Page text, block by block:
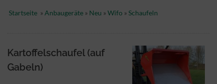
Startseite » Anbaugeräte » Neu » Wifo » Schaufeln
Kartoffelschaufel (auf
Gabeln)